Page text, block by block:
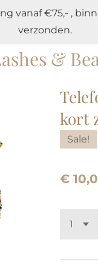
&
vanaf €75,- ,
verzonden.
kort
Sale!
€